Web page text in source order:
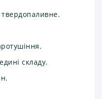
складу.